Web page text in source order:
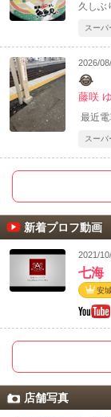
久しぶ
スー
2026/
😂
藤咲
最近
スー
新着プロフ動画
2021/
七海
安
店舗写真